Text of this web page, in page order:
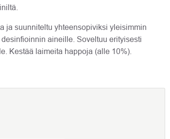
ja suunniteltu yhteensopiviksi yleisimmin
aineille. Soveltuu erityisesti
Kestää laimeita happoja (alle 10%).